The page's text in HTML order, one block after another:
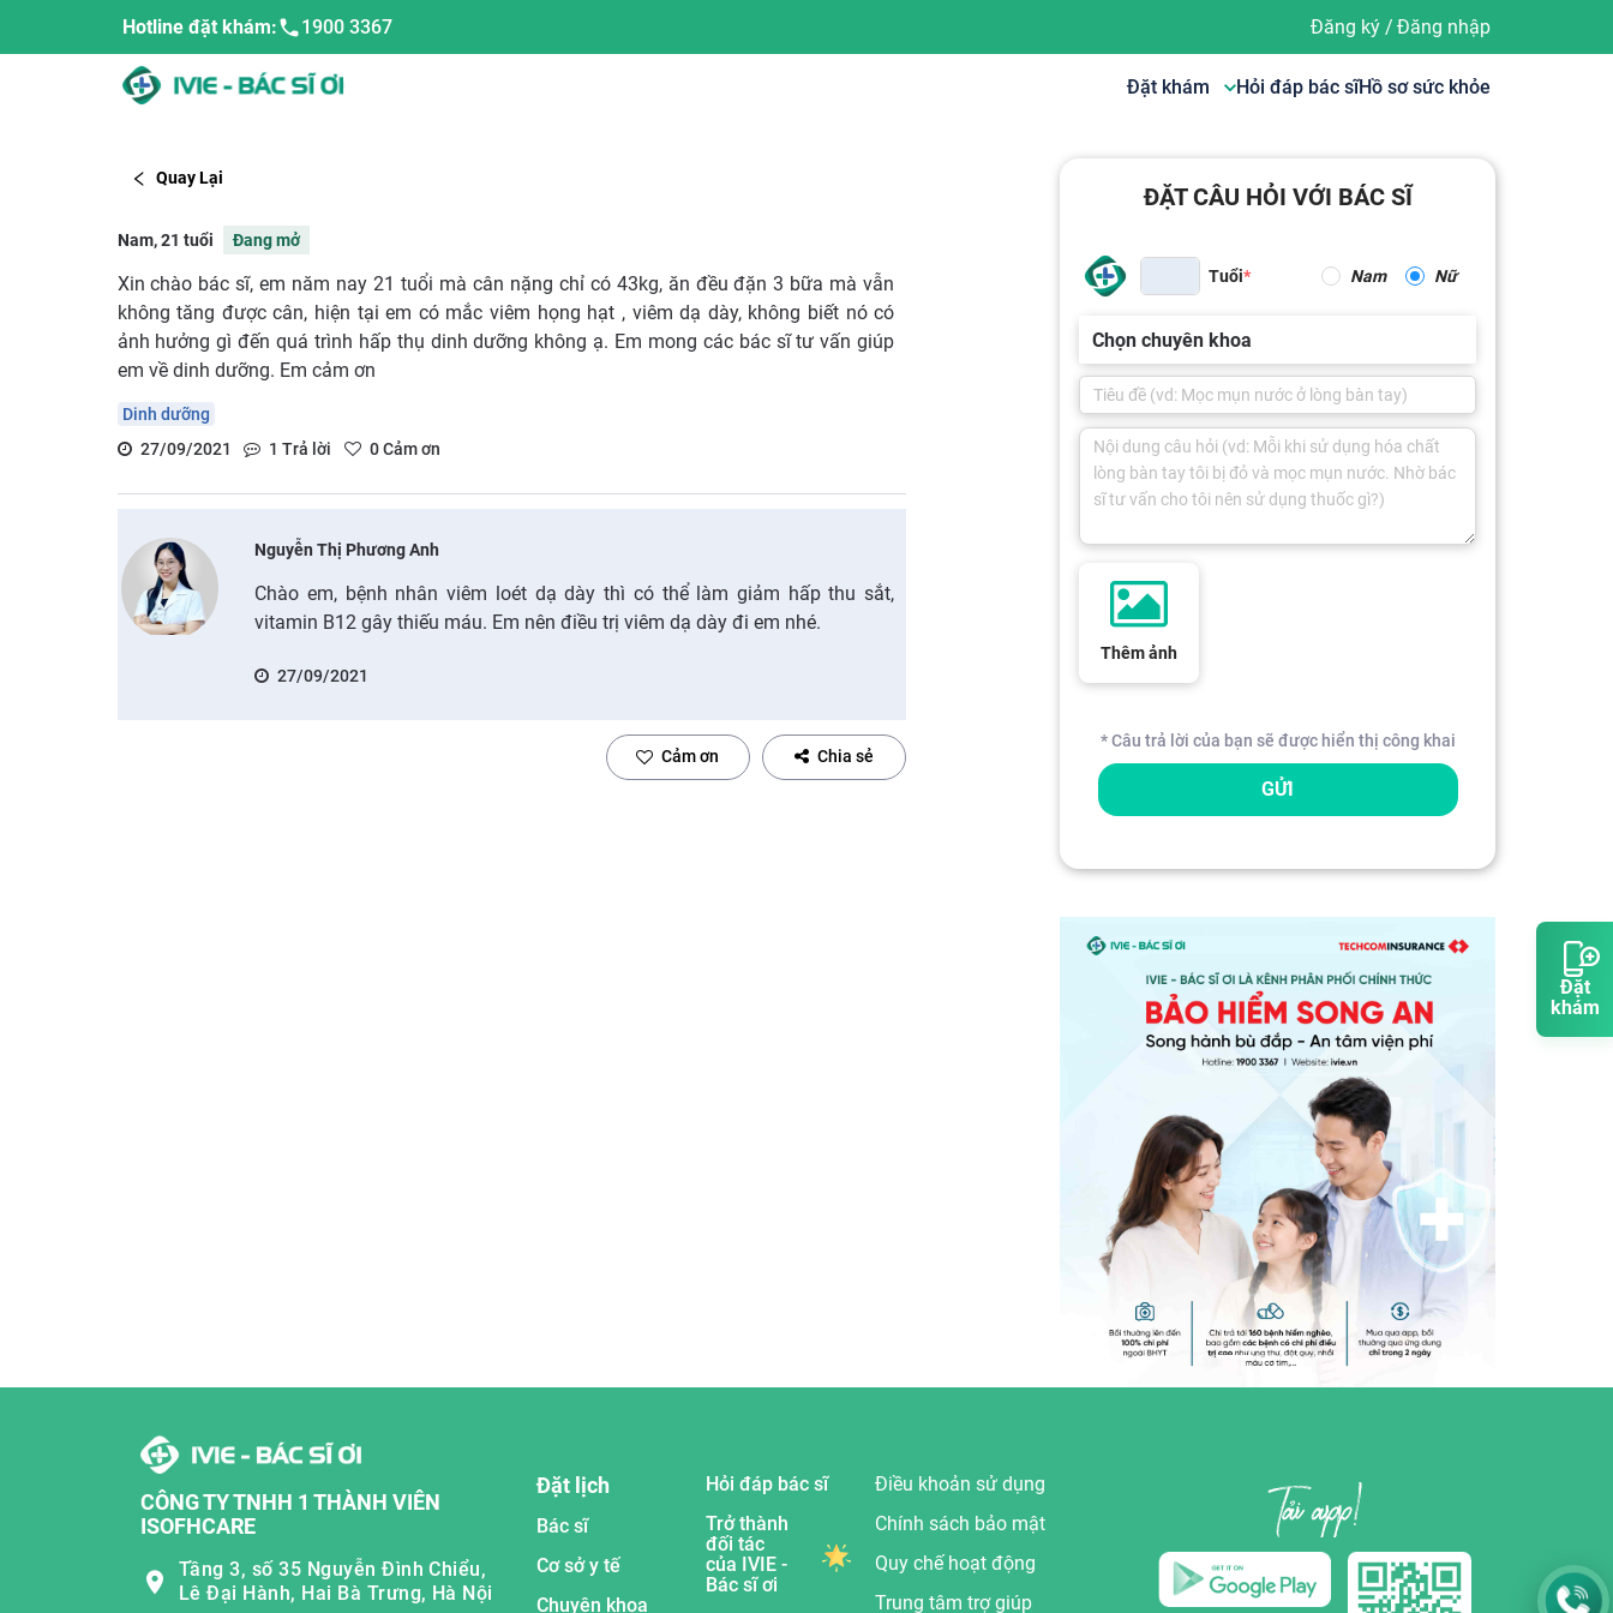
Đặt
khám
Hotline đặt khám: 1900 3367 Đăng ký/ Đăng nhập
Đặt khám Hỏi đáp bác sĩHồ sơ sức khỏe
Quay Lại
Nam, 21 tuổi Đang mở
Xin chào bác sĩ, em năm nay 21 tuổi mà cân nặng chỉ có 43kg, ăn đều đặn 3 bữa mà vẫn
không tăng được cân, hiện tại em có mắc viêm họng hạt , viêm dạ dày, không biết nó có
ảnh hưởng gì đến quá trình hấp thụ dinh dưỡng không ạ. Em mong các bác sĩ tư vấn giúp
em về dinh dưỡng. Em cảm ơn
Dinh dưỡng
27/09/2021
1 Trả lời 0Cảm ơn
Nguyễn Thị Phương Anh
Chào em, bệnh nhân viêm loét dạ dày thì có thể làm giảm hấp thu sắt,
vitamin B12 gây thiếu máu. Em nên điều trị viêm dạ dày đi em nhé.
27/09/2021
Cảm ơn Chia sẻ
ĐẶT CÂU HỎI VỚI BÁC SĨ
Tuổi Nam Nữ
Chọn chuyên khoa
Thêm ảnh
* Câu trả lời của bạn sẽ được hiển thị công khai
GỬI
CÔNG TY TNHH 1 THÀNH VIÊN
ISOFHCARE
Tầng 3, số 35 Nguyễn Đình Chiểu,
Lê Đại Hành, Hai Bà Trưng, Hà Nội
Đặt lịch
Bác sĩ
Cơ sở y tế
Chuyên khoa
Hỏi đáp bác sĩ
Trở thành
đối tác
của IVIE -
Bác sĩ ơi
Điều khoản sử dụng
Chính sách bảo mật
Quy chế hoạt động
Trung tâm trợ giúp